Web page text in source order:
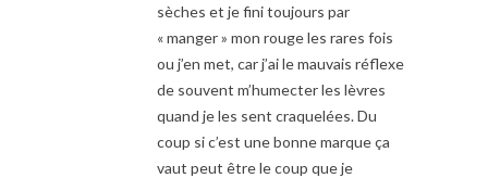
sèches et je fini toujours par
« manger » mon rouge les rares fois
ou j’en met, car j’ai le mauvais réflexe
de souvent m’humecter les lèvres
quand je les sent craquelées. Du
coup si c’est une bonne marque ça
vaut peut être le coup que je